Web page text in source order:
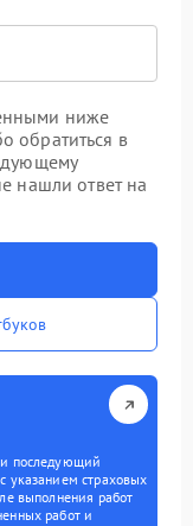
ниже
обратиться в
нашли ответ на
и последующий
указанием страховых
выполнения работ
работ и